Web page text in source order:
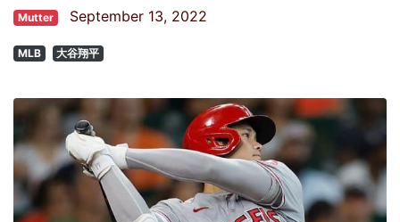
Mutter September 13, 2022
MLB 大谷翔平